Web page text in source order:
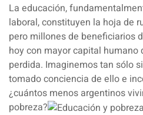
La educación,
laboral, constituyen la hoja de
pero millones de beneficiarios
hoy con mayor capital
perdida. Imaginemos tan sólo
tomado conciencia de ello e
¿cuántos menos argentinos
pobreza?